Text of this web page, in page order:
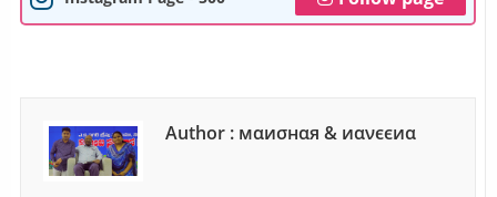
Author : мαиσнαя & иανєєиα